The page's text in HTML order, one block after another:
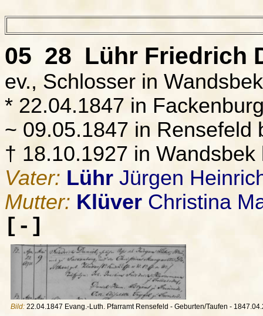
05 28 Lühr Friedrich
ev., Schlosser in
* 22.04.1847 in
~ 09.05.1847 in Rensefeld
† 18.10.1927 in
Vater: Lühr Jürgen
Mutter: Klüver Christina
[-]
Bild: 22.04.1847 Evang.-Luth. Pfarramt Rensefeld - Geburten/Taufen -